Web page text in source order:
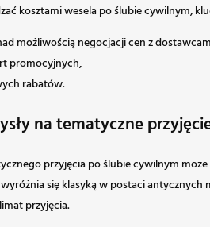
kosztami wesela po ślubie cywilnym,
możliwością negocjacji cen z
promocyjnych,
rabatów.
na tematyczne
przyjęcia po ślubie cywilnym
się klasyką w postaci
przyjęcia.